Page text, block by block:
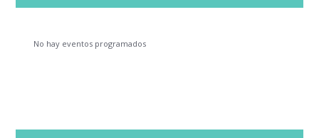
No hay eventos programados